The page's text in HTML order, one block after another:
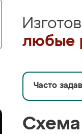
любые
Часто